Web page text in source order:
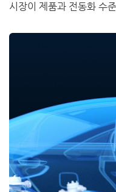
시장이 제품과 전동화 수